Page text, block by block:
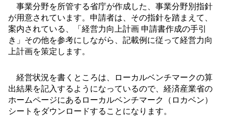
事業分野を所管する省庁が作成した、事業分野別指針
が用意されています。申請者は、その指針を踏まえて、
案内されている、「経営力向上計画 申請書作成の手引
き」その他を参考にしながら、記載例に従って経営力向
上計画を策定します。
経営状況を書くところは、ローカルベンチマークの算
出結果を記入するようになっているので、経済産業省の
ホームページにあるローカルベンチマーク（ロカベン）
シートをダウンロードすることになります。